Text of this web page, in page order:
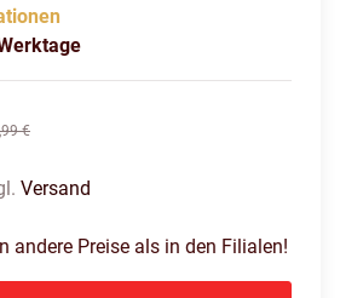
€
Versand
andere Preise als in den Filialen!